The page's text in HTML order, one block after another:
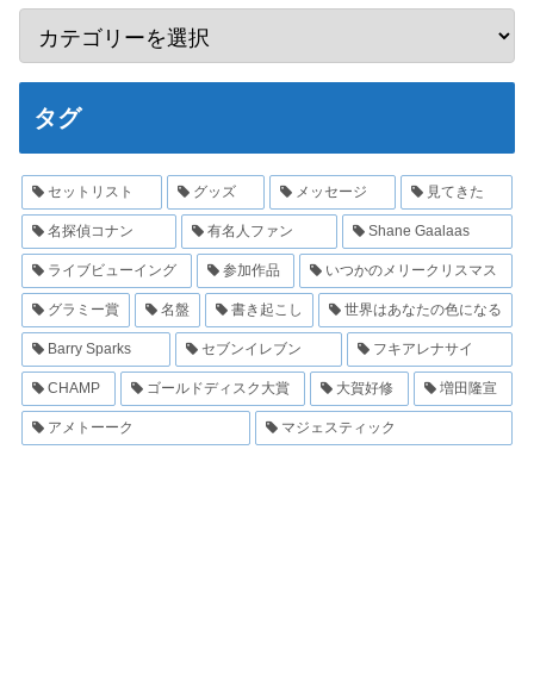
タグ
セットリスト グッズ メッセージ 見てきた
名探偵コナン 有名人ファン Shane Gaalaas
ライブビューイング 参加作品 いつかのメリークリスマス
グラミー賞 名盤 書き起こし 世界はあなたの色になる
Barry Sparks セブンイレブン フキアレナサイ
CHAMP ゴールドディスク大賞 大賀好修 増田隆宣
アメトーーク マジェスティック